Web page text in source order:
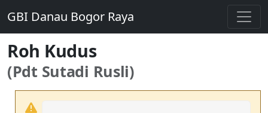
GBI Danau Bogor Raya
Roh Kudus
(Pdt Sutadi Rusli)